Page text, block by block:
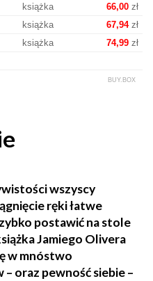
książka 66,00zł
książka 67,94zł
książka 74,99zł
BUY.BOX
wszyscy
ręki łatwe
postawić na stole
Jamiego Olivera
w mnóstwo
oraz pewność siebie –